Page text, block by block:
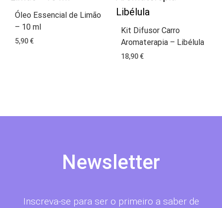
Óleo Essencial de Limão
– 10 ml
5,90€
Kit Difusor Carro
Aromaterapia – Libélula
18,90€
Newsletter
Inscreva-se para ser o primeiro a saber de